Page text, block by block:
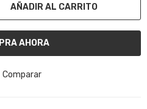
AÑADIR AL CARRITO
AHORA
Comparar